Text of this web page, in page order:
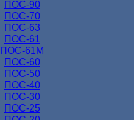
ПОС-90
ПОС-70
ПОС-63
ПОС-61
ПОС-61M
ПОС-60
ПОС-50
ПОС-40
ПОС-30
ПОС-25